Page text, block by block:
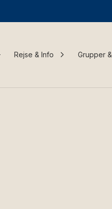
Rejse & Info Grupper